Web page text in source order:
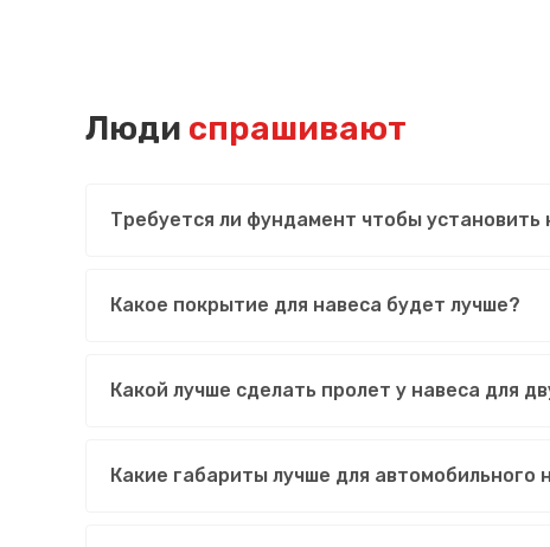
Люди спрашивают
Требуется ли фундамент чтобы установить
Какое покрытие для навеса будет лучше?
Какой лучше сделать пролет у навеса для
Какие габариты лучше для автомобильного